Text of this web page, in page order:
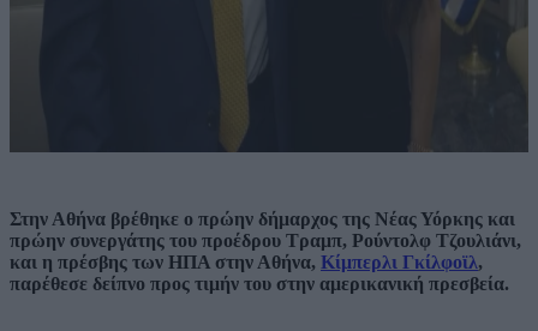
Στην Αθήνα βρέθηκε ο πρώην δήμαρχος της Νέας Υόρκης και
πρώην συνεργάτης του προέδρου Τραμπ, Ρούντολφ Τζουλιάνι,
και η πρέσβης των ΗΠΑ στην Αθήνα, Κίμπερλι Γκίλφοϊλ,
παρέθεσε δείπνο προς τιμήν του στην αμερικανική πρεσβεία.